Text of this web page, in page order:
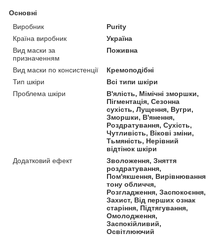
Основні
Виробник
Purity
Країна виробник
Україна
Вид маски за
призначенням
Поживна
Вид маски по консистенції
Кремоподібні
Тип шкіри
Всі типи шкіри
Проблема шкіри
В'ялість, Мімічні зморшки,
Пігментація, Сезонна
сухість, Лущення, Вугри,
Зморшки, В'янення,
Роздратування, Сухість,
Чутливість, Вікові зміни,
Тьмяність, Нерівний
відтінок шкіри
Додатковий ефект
Зволоження, Зняття
роздратування,
Пом'якшення, Вирівнювання
тону обличчя,
Розгладження, Заспокоєння,
Захист, Від перших ознак
старіння, Підтягування,
Омолодження,
Заспокійливий,
Освітлюючий